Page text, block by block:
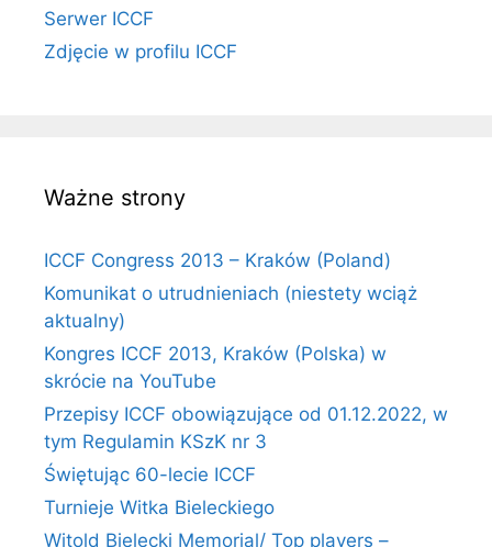
Serwer ICCF
Zdjęcie w profilu ICCF
Ważne strony
ICCF Congress 2013 – Kraków (Poland)
Komunikat o utrudnieniach (niestety wciąż
aktualny)
Kongres ICCF 2013, Kraków (Polska) w
skrócie na YouTube
Przepisy ICCF obowiązujące od 01.12.2022, w
tym Regulamin KSzK nr 3
Świętując 60-lecie ICCF
Turnieje Witka Bieleckiego
Witold Bielecki Memorial/ Top players –